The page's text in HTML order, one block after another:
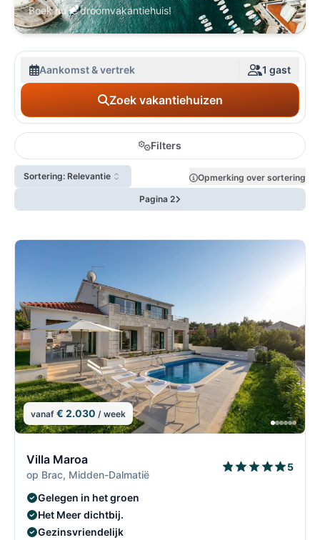
Boek nu je droomvakantiehuis!
Aankomst & vertrek 1 gast
Zoek vakantiehuizen
Filters
Sortering: Relevantie
Opmerking over sortering
Pagina 2
vanaf € 2.030 / week
Villa Maroa
op Brac, Midden-Dalmatië
5
Gelegen in het groen
Het Meer dichtbij.
Gezinsvriendelijk